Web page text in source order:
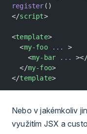
register ()
</script>
<template>
  <
my-foo ...
>
    <
my-bar ...
  </
my-foo>
</template>
Nebo v jakémkoliv
využitím JSX a